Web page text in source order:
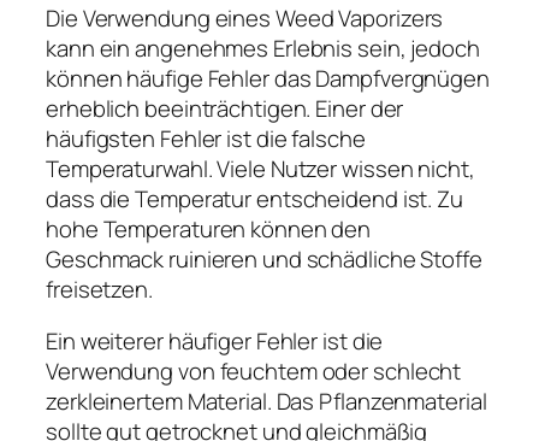
Die Verwendung eines Weed Vaporizers
kann ein angenehmes Erlebnis sein, jedoch
können häufige Fehler das Dampfvergnügen
erheblich beeinträchtigen. Einer der
häufigsten Fehler ist die falsche
Temperaturwahl. Viele Nutzer wissen nicht,
dass die Temperatur entscheidend ist. Zu
hohe Temperaturen können den
Geschmack ruinieren und schädliche Stoffe
freisetzen.
Ein weiterer häufiger Fehler ist die
Verwendung von feuchtem oder schlecht
zerkleinertem Material. Das Pflanzenmaterial
sollte gut getrocknet und gleichmäßig